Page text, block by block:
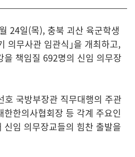
24일(목), 충북 괴산 육군학생
의무사관 임관식｣을 개최하고,
을 책임질 692명의 신임 의무장
국방부장관 직무대행의 주관
한한의사협회장 등 각계 주요인
신임 의무장교들의 힘찬 출발을